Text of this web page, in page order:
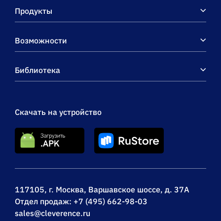
117105, г. Москва, Варшавское шоссе, д. 37А
Отдел продаж: +7 (495) 662-98-03
sales@cleverence.ru
Скачать на устройство
Продукты
Возможности
Библиотека